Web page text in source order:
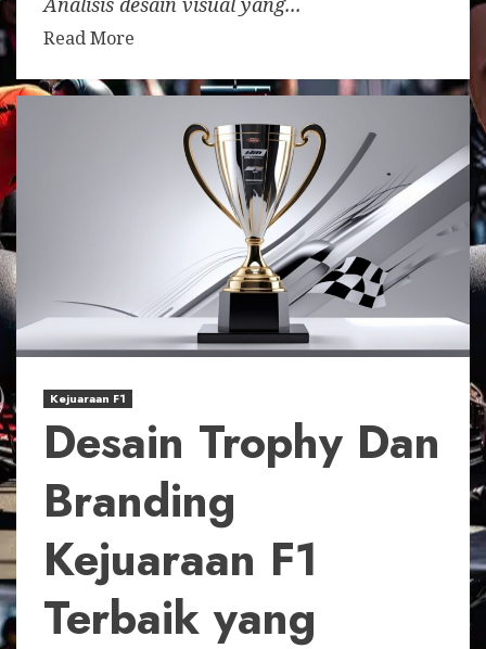
Read More
Kejuaraan F1
Desain Trophy Dan
Branding
Kejuaraan F1
Terbaik yang